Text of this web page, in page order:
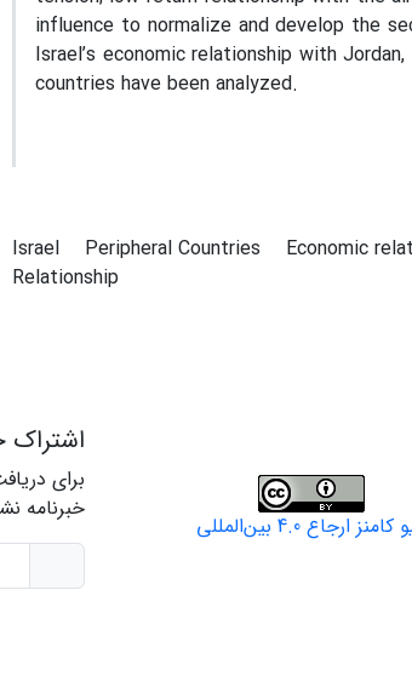
influence to normalize and develop the
Israel’s economic relationship with
countries have been analyzed.
Israel Peripheral Countries Economic
Relationship
ارجاع 4.0 بین‌المللی
اشتراک
برای
خبرنامه